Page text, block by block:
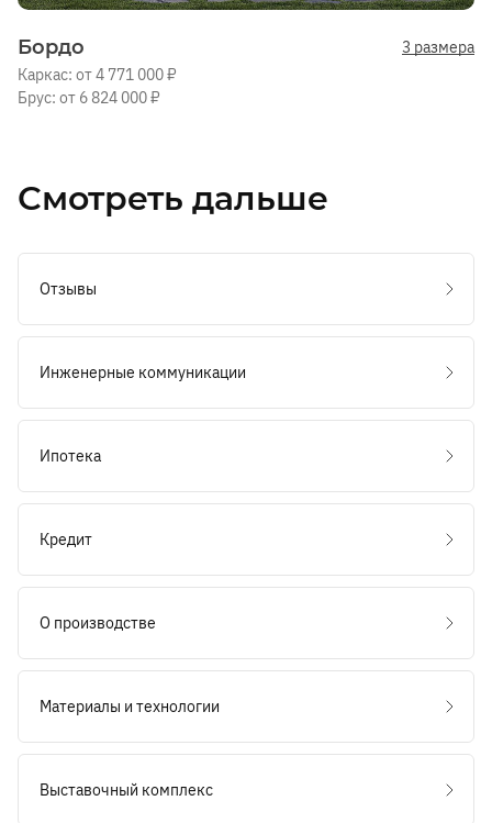
Бордо
3 размера
Каркас: от 4 771 000 ₽
Брус: от 6 824 000 ₽
Смотреть дальше
Отзывы
Инженерные коммуникации
Ипотека
Кредит
О производстве
Материалы и технологии
Выставочный комплекс